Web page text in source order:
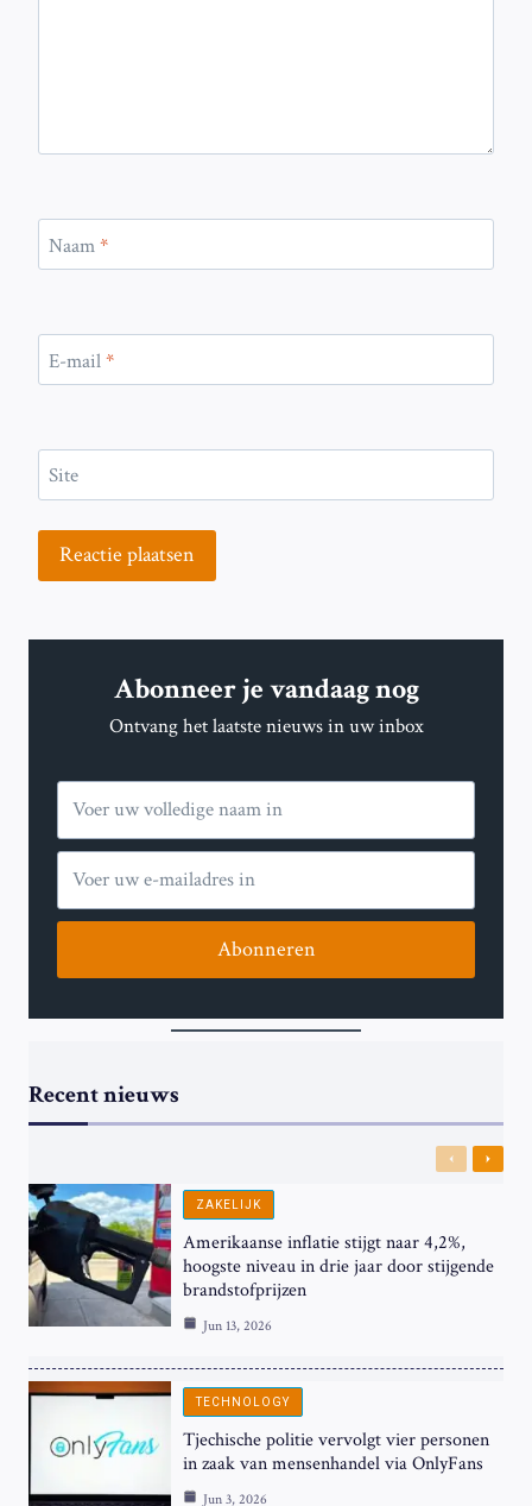
Naam*
E-mail*
Site
Abonneer je vandaag nog
Ontvang het laatste nieuws in uw inbox
Abonneren
Recent nieuws
Previous
Next
ZAKELIJK
Amerikaanse inflatie stijgt naar 4,2%,
hoogste niveau in drie jaar door stijgende
brandstofprijzen
Jun 13, 2026
TECHNOLOGY
Tjechische politie vervolgt vier personen
in zaak van mensenhandel via OnlyFans
Jun 3, 2026